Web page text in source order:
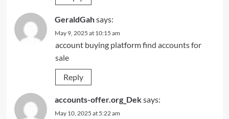
GeraldGahsays:
May 9, 2025 at 10:15 am
account buying platformfind accounts for
sale
Reply
accounts-offer.org_Deksays:
May 10, 2025 at 5:22 am